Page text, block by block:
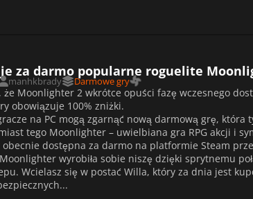
za darmo popularne roguelite
manhkbrady Darmowe gry
że Moonlighter 2 wkrótce opuści fazę wczesnego
obowiązuje 100% zniżki.
na PC mogą zgarnąć nową darmową grę,
tego Moonlighter – uwielbiana gra RPG akcji i
obecnie dostępna za darmo na platformie Steam
wyrobiła sobie niszę dzięki sprytnemu
Wcielasz się w postać Willa, który za dnia jest